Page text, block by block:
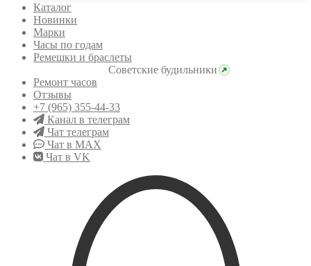
Каталог
Новинки
Марки
Часы по годам
Ремешки и браслеты
Советские будильники
Ремонт часов
Отзывы
+7 (965) 355-44-33
Канал в телеграм
Чат телеграм
Чат в MAX
Чат в VK